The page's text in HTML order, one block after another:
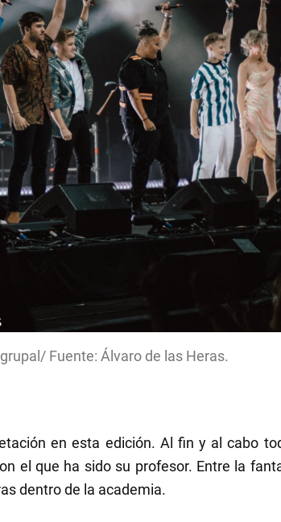
Fuente: Álvaro de las Heras.
en esta edición. Al fin y al cabo
el que ha sido su profesor. Entre la
dentro de la academia.